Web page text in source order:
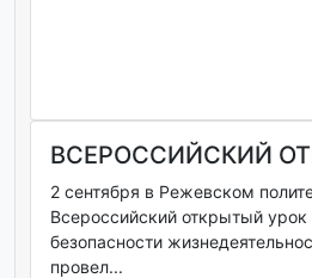
ВСЕРОССИЙСКИЙ
2 сентября в Режевском
Всероссийский открытый
безопасности
провел...